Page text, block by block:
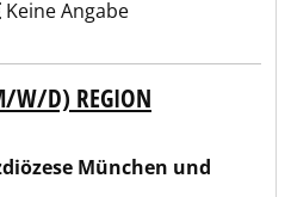
Keine Angabe
W/D) REGION
München und